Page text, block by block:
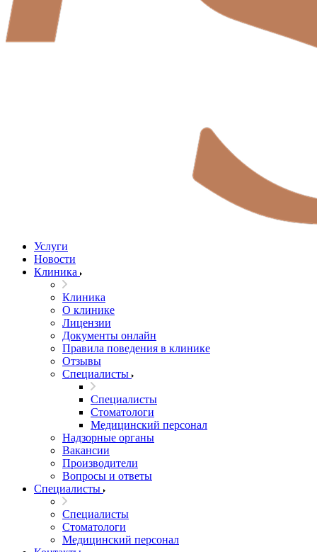
Услуги
Новости
Клиника
Клиника
О клинике
Лицензии
Документы онлайн
Правила поведения в клинике
Отзывы
Специалисты
Специалисты
Стоматологи
Медицинский персонал
Надзорные органы
Вакансии
Производители
Вопросы и ответы
Специалисты
Специалисты
Стоматологи
Медицинский персонал